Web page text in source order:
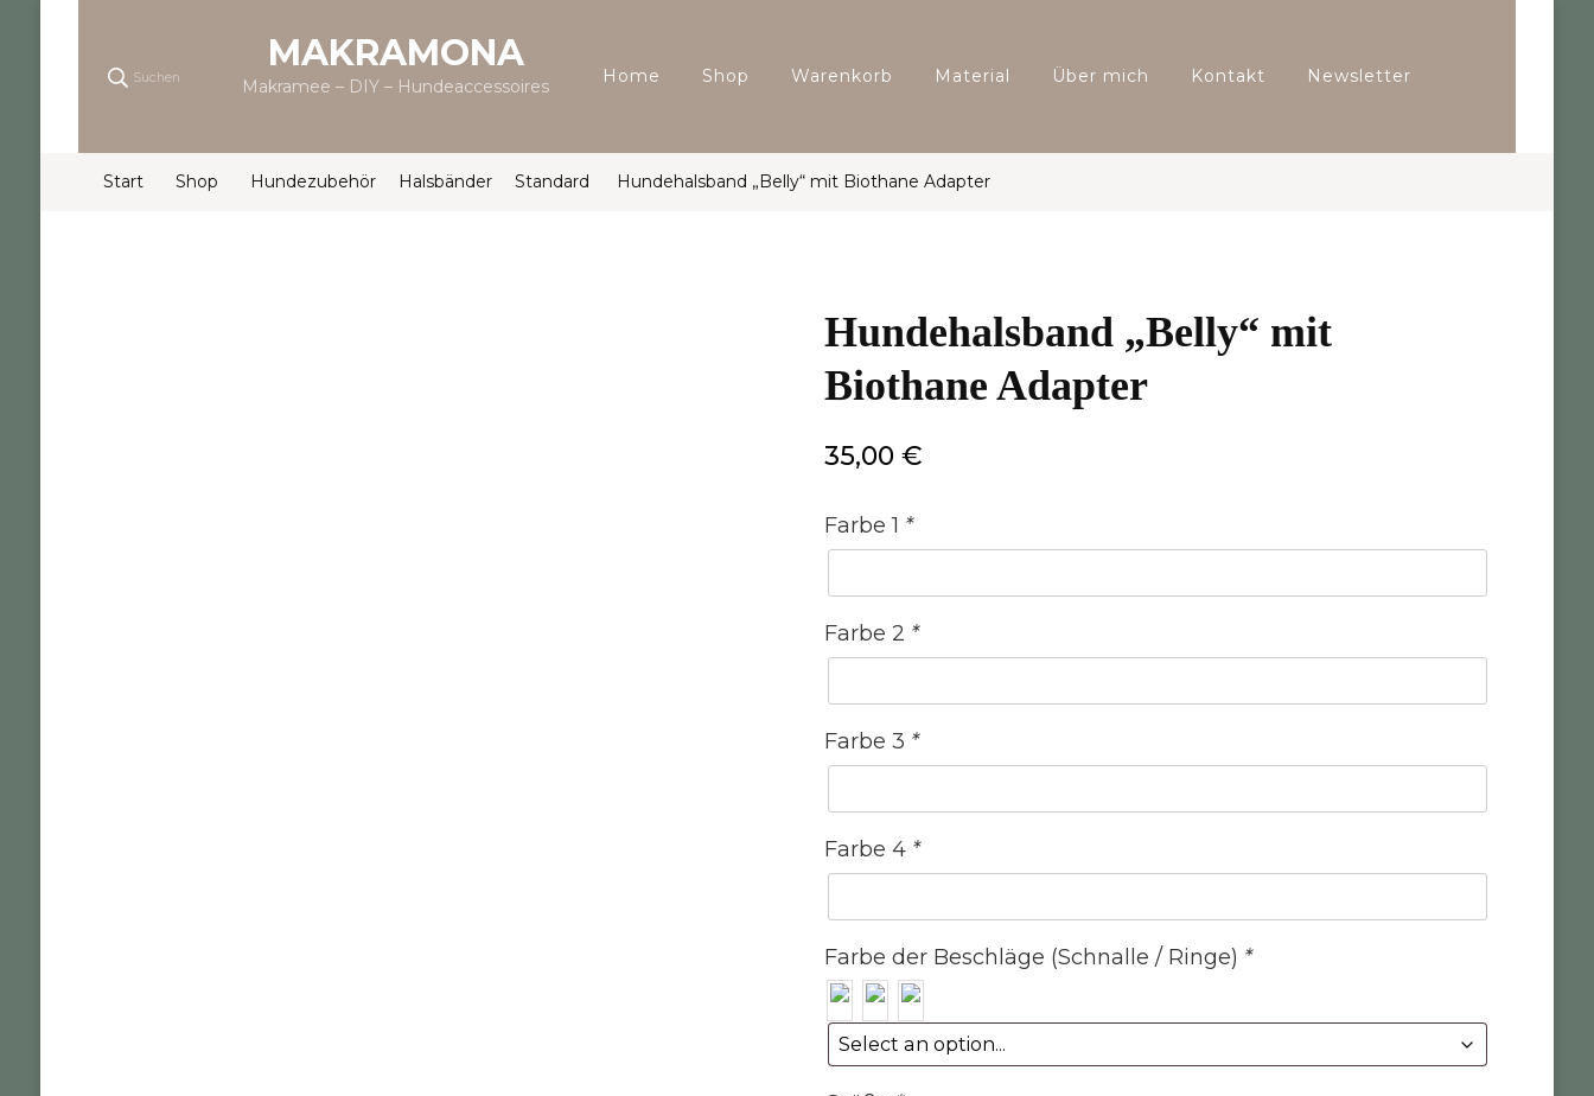
Suchen
MAKRAMONA
Makramee – DIY – Hundeaccessoires Home Shop Warenkorb Material Über mich Kontakt Newsletter
Start Shop Hundezubehör Halsbänder Standard Hundehalsband „Belly“ mit Biothane Adapter
Hundehalsband „Belly“ mit
Biothane Adapter
35,00€
Farbe 1 *
Farbe 2 *
Farbe 3 *
Farbe 4 *
Farbe der Beschläge (Schnalle / Ringe) *